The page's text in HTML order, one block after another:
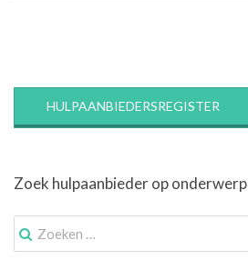
HULPAANBIEDERSREGISTER
Zoek hulpaanbieder op onderwerp
Zoek
naar: